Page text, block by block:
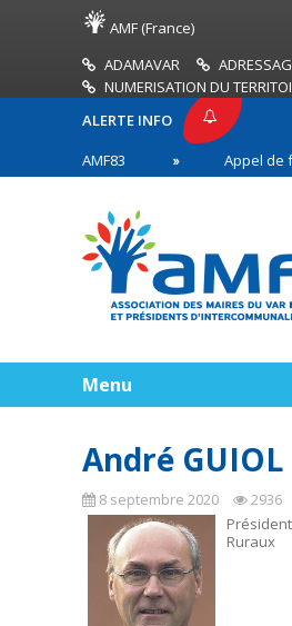
AMF (France)
ADAMAVAR
NUMERISATION DU
ALERTE INFO
AMF83
Appel de
en première ligne
Menu
André GUIOL
8 septembre 2020
2936
Ruraux